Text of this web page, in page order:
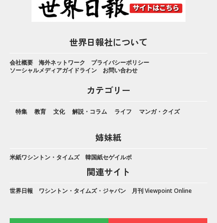
世界日報社について
会社概要 海外ネットワーク
プライバシーポリシー
ソーシャルメディアガイドライン
お問い合わせ
カテゴリー
特集 教育 文化 解説・コラム ライフ マンガ・クイズ
姉妹紙
米紙ワシントン・タイムズ 韓国紙セゲイルボ
関連サイト
世界日報 ワシントン・タイムズ・ジャパン 月刊 Viewpoint Online